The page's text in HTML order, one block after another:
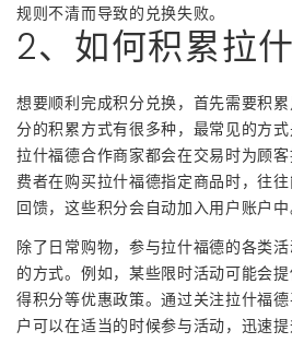
规则不清而导致的兑换失败。
2、如何积累拉
想要顺利完成积分兑换，首先需要积
分的积累方式有很多种，最常见的方
拉什福德合作商家都会在交易时为顾
费者在购买拉什福德指定商品时，往
回馈，这些积分会自动加入用户账户中
除了日常购物，参与拉什福德的各类
的方式。例如，某些限时活动可能会
得积分等优惠政策。通过关注拉什福
户可以在适当的时候参与活动，迅速提